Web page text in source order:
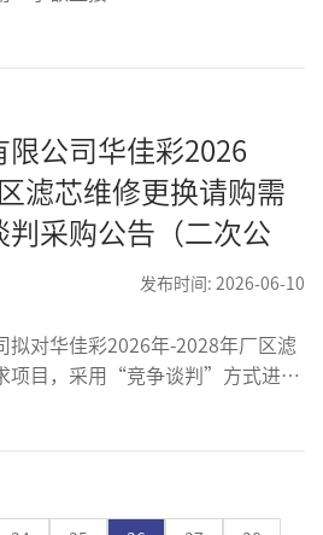
公司华佳彩2026
滤芯维修更换请购需
采购公告（二次公
发布时间: 2026-06-10
拟对华佳彩2026年-2028年厂区滤
项目，采用“竞争谈判”方式进行